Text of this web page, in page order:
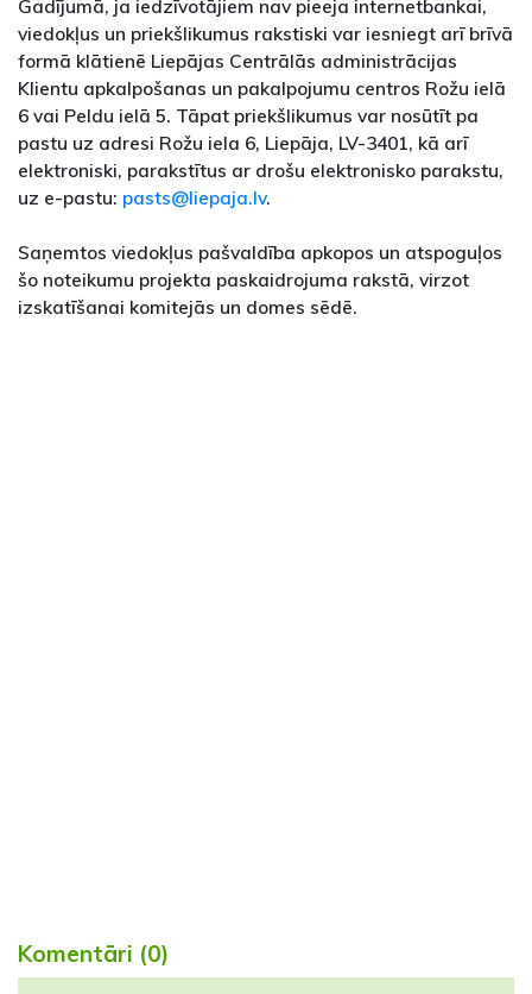
Gadījumā, ja iedzīvotājiem nav pieeja internetbankai,
viedokļus un priekšlikumus rakstiski var iesniegt arī brīvā
formā klātienē Liepājas Centrālās administrācijas
Klientu apkalpošanas un pakalpojumu centros Rožu ielā
6 vai Peldu ielā 5. Tāpat priekšlikumus var nosūtīt pa
pastu uz adresi Rožu iela 6, Liepāja, LV-3401, kā arī
elektroniski, parakstītus ar drošu elektronisko parakstu,
uz e-pastu: pasts@liepaja.lv.
Saņemtos viedokļus pašvaldība apkopos un atspoguļos
šo noteikumu projekta paskaidrojuma rakstā, virzot
izskatīšanai komitejās un domes sēdē.
Komentāri (0)